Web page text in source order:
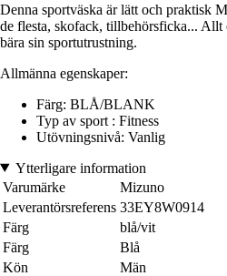
Denna sportväska är lätt och praktisk
de flesta, skofack, tillbehörsficka... Allt
bära sin sportutrustning.
Allmänna egenskaper:
Färg: BLÅ/BLANK
Typ av sport : Fitness
Utövningsnivå: Vanlig
Ytterligare information
Varumärke
Mizuno
Leverantörsreferens 33EY8W0914
Färg
blå/vit
Färg
Blå
Kön
Män